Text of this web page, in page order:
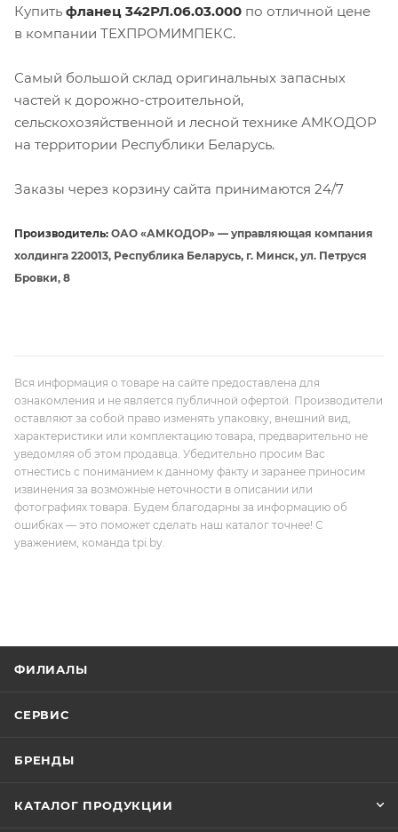
Купить фланец 342РЛ.06.03.000 по отличной цене
в компании ТЕХПРОМИМПЕКС.
Самый большой склад оригинальных запасных
частей к дорожно-строительной,
сельскохозяйственной и лесной технике АМКОДОР
на территории Республики Беларусь.
Заказы через корзину сайта принимаются 24/7
Производитель: ОАО «АМКОДОР» — управляющая компания
холдинга 220013, Республика Беларусь, г. Минск, ул. Петруся
Бровки, 8
Вся информация о товаре на сайте предоставлена для
ознакомления и не является публичной офертой. Производители
оставляют за собой право изменять упаковку, внешний вид,
характеристики или комплектацию товара, предварительно не
уведомляя об этом продавца. Убедительно просим Вас
отнестись с пониманием к данному факту и заранее приносим
извинения за возможные неточности в описании или
фотографиях товара. Будем благодарны за информацию об
ошибках — это поможет сделать наш каталог точнее! С
уважением, команда tpi.by.
ФИЛИАЛЫ
СЕРВИС
БРЕНДЫ
КАТАЛОГ ПРОДУКЦИИ